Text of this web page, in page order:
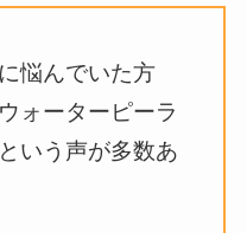
悩んでいた方
ォーターピーラ
いう声が多数あ